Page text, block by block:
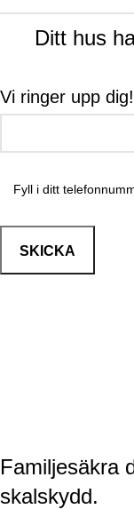
Ditt hus
Vi ringer upp dig!
Familjesäkra
skalskydd.